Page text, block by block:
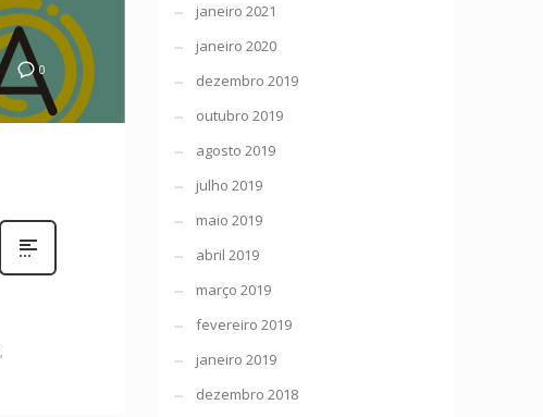
0
janeiro 2021
janeiro 2020
dezembro 2019
outubro 2019
agosto 2019
julho 2019
maio 2019
abril 2019
março 2019
fevereiro 2019
janeiro 2019
dezembro 2018